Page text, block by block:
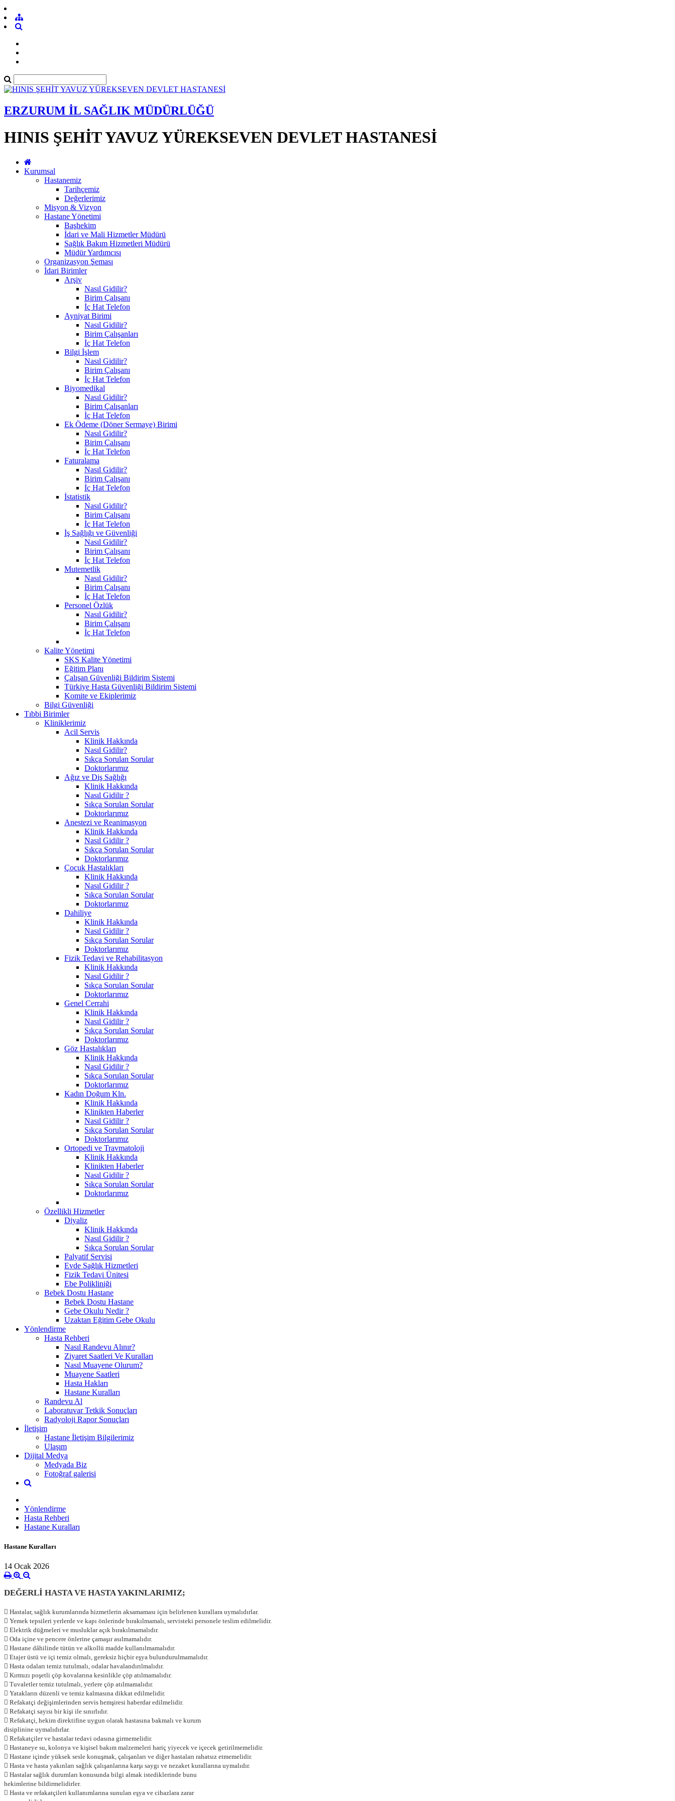
ERZURUM İL SAĞLIK MÜDÜRLÜĞÜ
HINIS ŞEHİT YAVUZ YÜREKSEVEN DEVLET HASTANESİ
Kurumsal
Hastanemiz
Tarihçemiz
Değerlerimiz
Misyon & Vizyon
Hastane Yönetimi
Başhekim
İdari ve Mali Hizmetler Müdürü
Sağlık Bakım Hizmetleri Müdürü
Müdür Yardımcısı
Organizasyon Şeması
İdari Birimler
Arşiv
Nasıl Gidilir?
Birim Çalışanı
İç Hat Telefon
Ayniyat Birimi
Nasıl Gidilir?
Birim Çalışanları
İç Hat Telefon
Bilgi İşlem
Nasıl Gidilir?
Birim Çalışanı
İç Hat Telefon
Biyomedikal
Nasıl Gidilir?
Birim Çalışanları
İç Hat Telefon
Ek Ödeme (Döner Sermaye) Birimi
Nasıl Gidilir?
Birim Çalışanı
İç Hat Telefon
Faturalama
Nasıl Gidilir?
Birim Çalışanı
İç Hat Telefon
İstatistik
Nasıl Gidilir?
Birim Çalışanı
İç Hat Telefon
İş Sağlığı ve Güvenliği
Nasıl Gidilir?
Birim Çalışanı
İç Hat Telefon
Mutemetlik
Nasıl Gidilir?
Birim Çalışanı
İç Hat Telefon
Personel Özlük
Nasıl Gidilir?
Birim Çalışanı
İç Hat Telefon
Kalite Yönetimi
SKS Kalite Yönetimi
Eğitim Planı
Çalışan Güvenliği Bildirim Sistemi
Türkiye Hasta Güvenliği Bildirim Sistemi
Komite ve Ekiplerimiz
Bilgi Güvenliği
Tıbbi Birimler
Kliniklerimiz
Acil Servis
Klinik Hakkında
Nasıl Gidilir?
Sıkça Sorulan Sorular
Doktorlarımız
Ağız ve Diş Sağlığı
Klinik Hakkında
Nasıl Gidilir ?
Sıkça Sorulan Sorular
Doktorlarımız
Anestezi ve Reanimasyon
Klinik Hakkında
Nasıl Gidilir ?
Sıkça Sorulan Sorular
Doktorlarımız
Çocuk Hastalıkları
Klinik Hakkında
Nasıl Gidilir ?
Sıkça Sorulan Sorular
Doktorlarımız
Dahiliye
Klinik Hakkında
Nasıl Gidilir ?
Sıkça Sorulan Sorular
Doktorlarımız
Fizik Tedavi ve Rehabilitasyon
Klinik Hakkında
Nasıl Gidilir ?
Sıkça Sorulan Sorular
Doktorlarımız
Genel Cerrahi
Klinik Hakkında
Nasıl Gidilir ?
Sıkça Sorulan Sorular
Doktorlarımız
Göz Hastalıkları
Klinik Hakkında
Nasıl Gidilir ?
Sıkça Sorulan Sorular
Doktorlarımız
Kadın Doğum Kln.
Klinik Hakkında
Klinikten Haberler
Nasıl Gidilir ?
Sıkça Sorulan Sorular
Doktorlarımız
Ortopedi ve Travmatoloji
Klinik Hakkında
Klinikten Haberler
Nasıl Gidilir ?
Sıkça Sorulan Sorular
Doktorlarımız
Özellikli Hizmetler
Diyaliz
Klinik Hakkında
Nasıl Gidilir ?
Sıkça Sorulan Sorular
Palyatif Servisi
Evde Sağlık Hizmetleri
Fizik Tedavi Ünitesi
Ebe Polikliniği
Bebek Dostu Hastane
Bebek Dostu Hastane
Gebe Okulu Nedir ?
Uzaktan Eğitim Gebe Okulu
Yönlendirme
Hasta Rehberi
Nasıl Randevu Alınır?
Ziyaret Saatleri Ve Kuralları
Nasıl Muayene Olurum?
Muayene Saatleri
Hasta Hakları
Hastane Kuralları
Randevu Al
Laboratuvar Tetkik Sonuçları
Radyoloji Rapor Sonuçları
İletişim
Hastane İletişim Bilgilerimiz
Ulaşım
Dijital Medya
Medyada Biz
Fotoğraf galerisi
Yönlendirme
Hasta Rehberi
Hastane Kuralları
Hastane Kuralları
14 Ocak 2026
DEĞERLİ HASTA VE HASTA YAKINLARIMIZ;
 Hastalar, sağlık kurumlarında hizmetlerin aksamaması için belirlenen kurallara uymalıdırlar.
 Yemek tepsileri yerlerde ve kapı önlerinde bırakılmamalı, servisteki personele teslim edilmelidir.
 Elektrik düğmeleri ve musluklar açık bırakılmamalıdır.
 Oda içine ve pencere önlerine çamaşır asılmamalıdır.
 Hastane dâhilinde tütün ve alkollü madde kullanılmamalıdır.
 Etajer üstü ve içi temiz olmalı, gereksiz hiçbir eşya bulundurulmamalıdır.
 Hasta odaları temiz tutulmalı, odalar havalandırılmalıdır.
 Kırmızı poşetli çöp kovalarına kesinlikle çöp atılmamalıdır.
 Tuvaletler temiz tutulmalı, yerlere çöp atılmamalıdır.
 Yatakların düzenli ve temiz kalmasına dikkat edilmelidir.
 Refakatçi değişimlerinden servis hemşiresi haberdar edilmelidir.
 Refakatçi sayısı bir kişi ile sınırlıdır.
 Refakatçi, hekim direktifine uygun olarak hastasına bakmalı ve kurum
disiplinine uymalıdırlar.
 Refakatçiler ve hastalar tedavi odasına girmemelidir.
 Hastaneye su, kolonya ve kişisel bakım malzemeleri hariç yiyecek ve içecek getirilmemelidir.
 Hastane içinde yüksek sesle konuşmak, çalışanları ve diğer hastaları rahatsız etmemelidir.
 Hasta ve hasta yakınları sağlık çalışanlarına karşı saygı ve nezaket kurallarına uymalıdır.
 Hastalar sağlık durumları konusunda bilgi almak istediklerinde bunu
hekimlerine bildirmelidirler.
 Hasta ve refakatçileri kullanımlarına sunulan eşya ve cihazlara zarar